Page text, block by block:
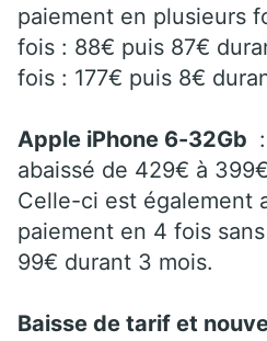
paiement en plusieurs
fois : 88€ puis 87€
fois : 177€ puis 8€
Apple iPhone 6-32Gb
abaissé de 429€ à
Celle-ci est également
paiement en 4 fois
99€ durant 3 mois.
Baisse de tarif et